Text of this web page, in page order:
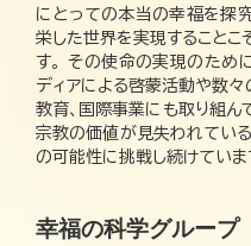
にとっての本当の幸福を探
栄した世界を実現することこ
す。 その使命の実現のため
ディアによる啓蒙活動や数々
教育、国際事業にも取り組ん
宗教の価値が見失われてい
の可能性に挑戦し続けていま
幸福の科学グループ